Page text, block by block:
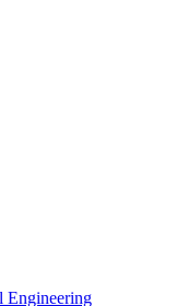
Engineering